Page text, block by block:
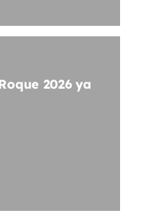
2026 ya